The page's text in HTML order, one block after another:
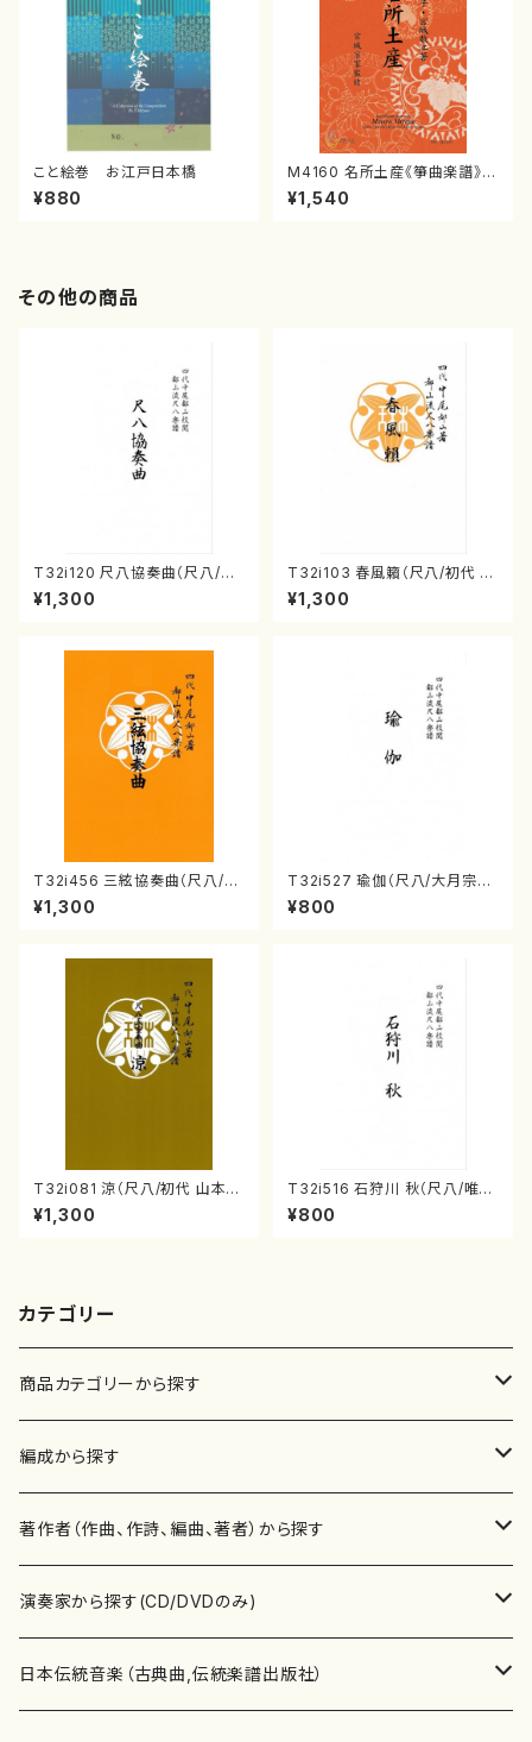
こと絵巻 お江戸日本橋
¥880
M4160 名所土産《箏曲楽譜》
（箏/宮城喜代子・宮城数江著・
宮城宗家監修/箏曲古典楽譜）
¥1,540
その他の商品
T32i120 尺八協奏曲（尺八/二
代 山本邦山/尺八/都山式譜）都
山流公刊楽譜曲番:569
¥1,300
T32i103 春風籟（尺八/初代 石
垣征山/尺八/都山式譜）都山流
公刊楽譜曲番:552
¥1,300
T32i456 三絃協奏曲（尺八/中
能島欣一/楽譜）都山流公刊楽譜
曲番:2164
¥1,300
T32i527 瑜伽（尺八/大月宗明/
楽譜）都山流公刊楽譜曲番:223
6
¥800
T32i081 涼（尺八/初代 山本邦
山/尺八/都山式譜）都山流公刊
楽譜曲番:530
¥1,300
T32i516 石狩川 秋（尺八/唯是
震一/楽譜）都山no:2225
¥800
カテゴリー
商品カテゴリーから探す
楽譜
書籍
書籍
テキストブック
CD・DVD
チケット
編成から探す
邦楽器
箏・琴（ソロ）
箏・琴（合奏）
合唱
混声合唱
歌・声
著作者（作曲、作詩、編曲、著者）から探す
あ行
青木省三(アオキ ショウゾウ)
か行
演奏家から探す(CD/DVDのみ)
邦楽（箏、三味線、尺八等）演奏家
日本伝統音楽（古典曲,伝統楽譜出版社）